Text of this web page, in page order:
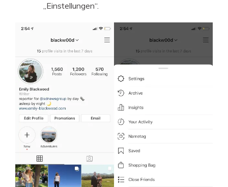
„Einstellungen“.